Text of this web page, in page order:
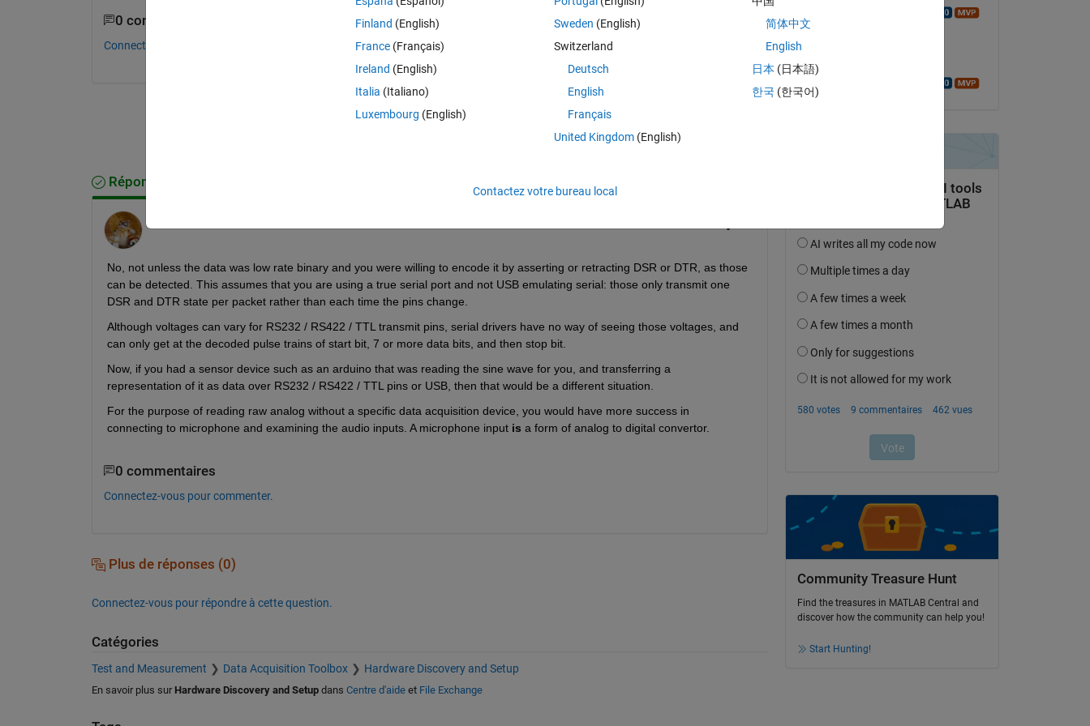
0 commentaires
Connectez-vous pour commenter.
Connectez-vous pour répondre à cette question.
PartagerConnectez-vous pour suivre l’activité
Réponse acceptée
No, not unless the data was low rate binary and you were willing to encode it by asserting or retracting DSR or DTR, as those
can be detected. This assumes that you are using a true serial port and not USB emulating serial: those only transmit one
DSR and DTR state per packet rather than each time the pins change.
Although voltages can vary for RS232 / RS422 / TTL transmit pins, serial drivers have no way of seeing those voltages, and
can only get at the decoded pulse trains of start bit, 7 or more data bits, and then stop bit.
Now, if you had a sensor device such as an arduino that was reading the sine wave for you, and transferring a
representation of it as data over RS232 / RS422 / TTL pins or USB, then that would be a different situation.
For the purpose of reading raw analog without a specific data acquisition device, you would have more success in
connecting to microphone and examining the audio inputs. A microphone input is a form of analog to digital convertor.
0 commentaires
Connectez-vous pour commenter.
Plus de réponses (0)
Connectez-vous pour répondre à cette question.
Catégories
Test and Measurement Data Acquisition Toolbox Hardware Discovery and Setup
En savoir plus sur Hardware Discovery and Setupdans Centre d'aideet File Exchange
le 2 Fév 2019
Acceptée :
Community Treasure Hunt
Find the treasures in MATLAB Central and
discover how the community can help you!
Start Hunting!
Finland (English)
France (Français)
Ireland (English)
Italia (Italiano)
Luxembourg (English)
Sweden (English)
Switzerland
Deutsch
English
Français
United Kingdom(English)
简体中文
English
日本 (日本語)
한국 (한국어)
Contactez votre bureau local